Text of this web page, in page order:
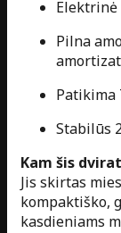
Elektrinė
Pilna
Patikima
Stabilūs
Kam šis
Jis skirtas
kompaktiško,
kasdieniams